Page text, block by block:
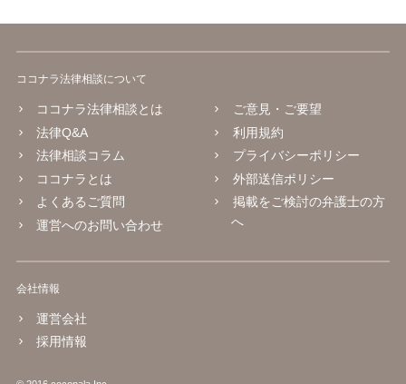
ココナラ法律相談について
ココナラ法律相談とは
法律Q&A
法律相談コラム
ココナラとは
よくあるご質問
運営へのお問い合わせ
ご意見・ご要望
利用規約
プライバシーポリシー
外部送信ポリシー
掲載をご検討の弁護士の方
へ
会社情報
運営会社
採用情報